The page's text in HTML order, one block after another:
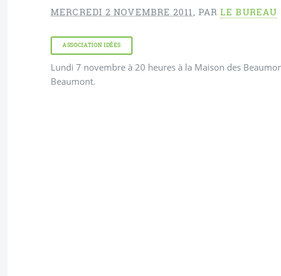
MERCREDI 2 NOVEMBRE 2011 , PARLE BUREAU
ASSOCIATION IDÉES
Lundi 7 novembre à 20 heures à la Maison des
Beaumont.